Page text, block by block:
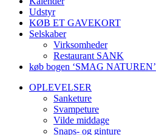
Udstyr
KØB ET GAVEKORT
Selskaber
Virksomheder
Restaurant SANK
køb bogen ‘SMAG NATUREN’
OPLEVELSER
Sanketure
Svampeture
Vilde middage
Snaps- og ginture